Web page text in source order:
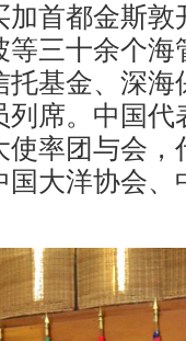
首都金斯
三十余个
基金、深
席。中国
使率团与会
大洋协会